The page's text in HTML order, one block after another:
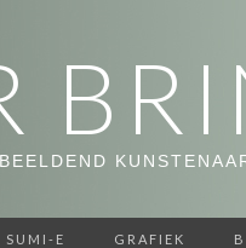
SUMI-E GRAFIEK